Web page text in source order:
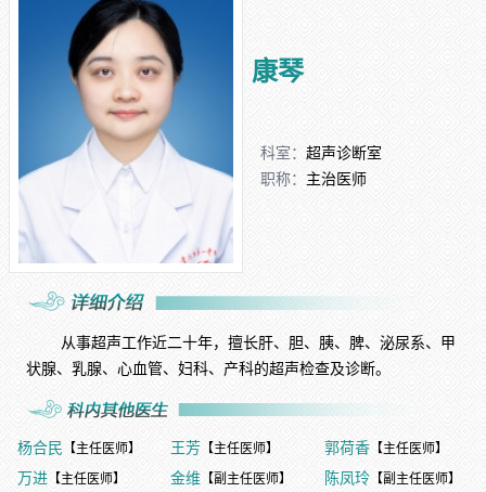
康琴
科室： 超声诊断室
职称： 主治医师
从事超声工作近二十年，擅长肝、胆、胰、脾、泌尿系、甲
状腺、乳腺、心血管、妇科、产科的超声检查及诊断。
杨合民 【主任医师】 王芳 【主任医师】 郭荷香【主任医师】
万进 【主任医师】 金维 【副主任医师】 陈凤玲【副主任医师】